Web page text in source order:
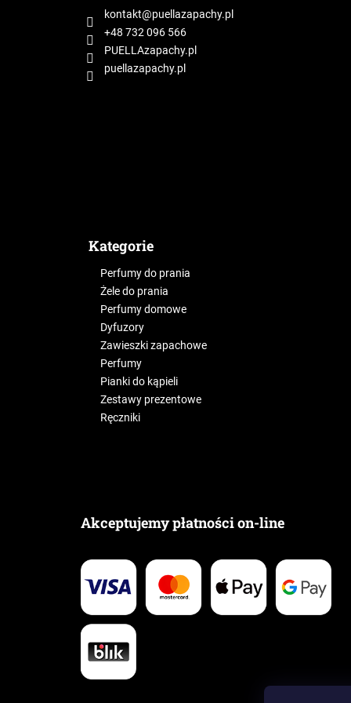
kontakt@puellazapachy.pl
+48 732 096 566
PUELLAzapachy.pl
puellazapachy.pl
Kategorie
Perfumy do prania
Żele do prania
Perfumy domowe
Dyfuzory
Zawieszki zapachowe
Perfumy
Pianki do kąpieli
Zestawy prezentowe
Ręczniki
Akceptujemy płatności on-line